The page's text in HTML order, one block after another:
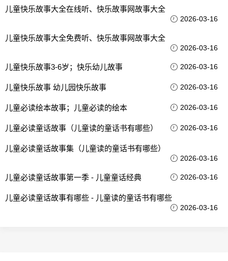
儿童快乐故事大全在线听、快乐故事网故事大全
2026-03-16
儿童快乐故事大全免费听、快乐故事网故事大全
2026-03-16
儿童快乐故事3-6岁；快乐幼儿故事 2026-03-16
儿童快乐故事 幼儿园快乐故事 2026-03-16
儿童必读绘本故事；儿童必读的绘本 2026-03-16
儿童必读童话故事（儿童读的童话书有哪些） 2026-03-16
儿童必读童话故事集（儿童读的童话书有哪些）
2026-03-16
儿童必读童话故事第一季 - 儿童童话经典 2026-03-16
儿童必读童话故事有哪些 - 儿童读的童话书有哪些
2026-03-16